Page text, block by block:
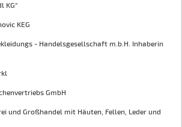
KG"
KEG
- Handelsgesellschaft m.b.H. Inhaberin
GmbH
und Großhandel mit Häuten, Fellen, Leder und